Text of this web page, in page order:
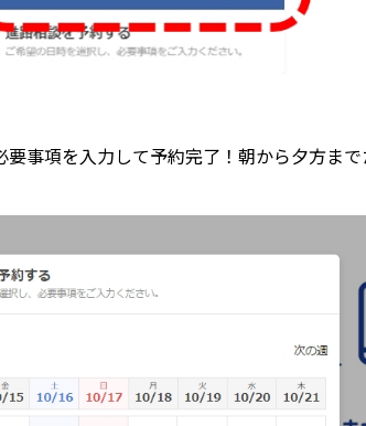
事項を入力して予約完了！朝から夕方ま